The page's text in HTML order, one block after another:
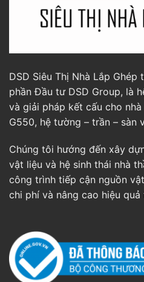
DSD Siêu Thị Nhà Lắp
phần Đầu tư DSD Group, là
và giải pháp kết cấu cho
G550, hệ tường – trần – sàn
Chúng tôi hướng đến xây
vật liệu và hệ sinh thái nhà
công trình tiếp cận nguồn
chi phí và nâng cao hiệu quả